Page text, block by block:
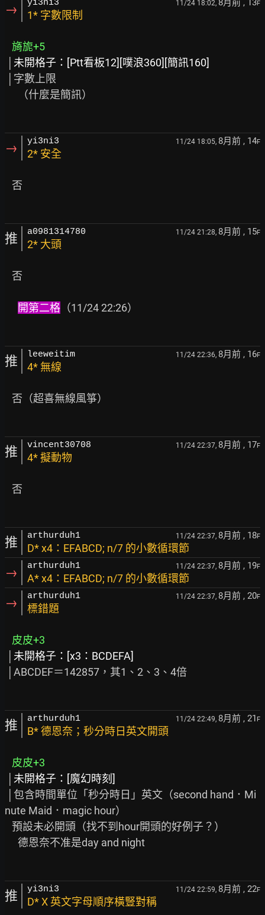
→ yi3ni3 11/24 18:02, 8月前 , 13F
1* 字數限制
旖旎+5
未開格子：[Ptt看板12][噗浪360][簡訊160]
（什麼是簡訊）
→ yi3ni3 11/24 18:05, 8月前 , 14F
2* 安全
推 a0981314780 11/24 21:28, 8月前 , 15F
2* 大頭
開第二格 （11/24 22:26）
推 leeweitim 11/24 22:36, 8月前 , 16F
4* 無線
推 vincent30708 11/24 22:37, 8月前 , 17F
4* 擬動物
推 arthurduh1 11/24 22:37, 8月前 , 18F
D* x4：EFABCD; n/7 的小數循環節
→ arthurduh1 11/24 22:37, 8月前 , 19F
A* x4：EFABCD; n/7 的小數循環節
→ arthurduh1 11/24 22:37, 8月前 , 20F
標錯題
皮皮+3
未開格子：[x3：BCDEFA]
推 arthurduh1 11/24 22:49, 8月前 , 21 F
B* 德恩奈；秒分時日英文開頭
皮皮+3
未開格子：[魔幻時刻]
nute Maid．magic hour）
推 yi3ni3 11/24 22:59, 8月前 , 22F
D* X 英文字母順序橫豎對稱